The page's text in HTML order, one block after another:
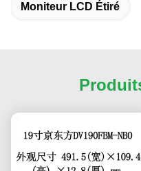
Moniteur LCD Étiré